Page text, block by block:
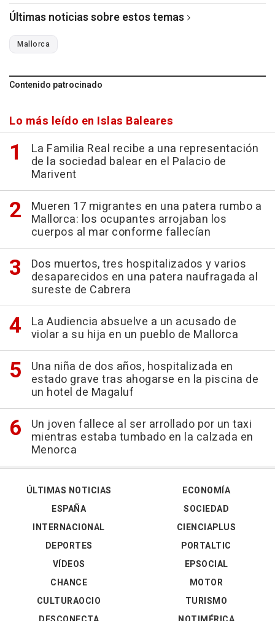
Últimas noticias sobre estos temas
Mallorca
Contenido patrocinado
Lo más leído en Islas Baleares
La Familia Real recibe a una representación
de la sociedad balear en el Palacio de
Marivent
Mueren 17 migrantes en una patera rumbo a
Mallorca: los ocupantes arrojaban los
cuerpos al mar conforme fallecían
Dos muertos, tres hospitalizados y varios
desaparecidos en una patera naufragada al
sureste de Cabrera
La Audiencia absuelve a un acusado de
violar a su hija en un pueblo de Mallorca
Una niña de dos años, hospitalizada en
estado grave tras ahogarse en la piscina de
un hotel de Magaluf
Un joven fallece al ser arrollado por un taxi
mientras estaba tumbado en la calzada en
Menorca
ÚLTIMAS NOTICIAS
ESPAÑA
INTERNACIONAL
DEPORTES
VÍDEOS
ECONOMÍA
SOCIEDAD
CIENCIAPLUS
PORTALTIC
EPSOCIAL
CHANCE
CULTURAOCIO
MOTOR
TURISMO